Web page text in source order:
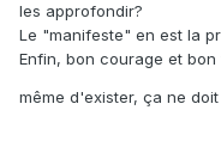
les approfondir?
Le "manifeste" en est la
Enfin, bon courage et
même d'exister, ça ne